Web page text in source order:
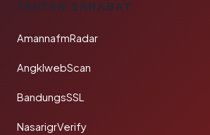
TAUTAN SAHABAT
AmannafmRadar
AngklwebScan
BandungsSSL
NasarigrVerify